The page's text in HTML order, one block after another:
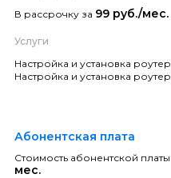
В рассрочку за 99 руб./
Услуги
Настройка и установка
Настройка и установка
Абонентская плата
Стоимость абонентской
мес.